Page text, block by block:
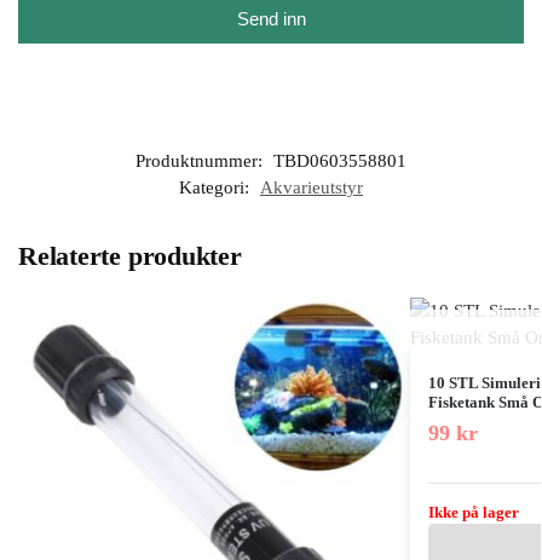
Send inn
Produktnummer:
TBD0603558801
Kategori:
Akvarieutstyr
Relaterte produkter
10 STL
Fisketank Små
99 kr
Ikke på lager